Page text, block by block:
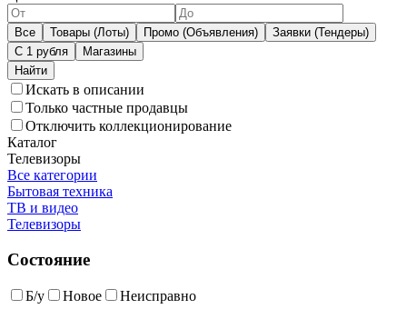
Все Товары (Лоты) Промо (Объявления)
Заявки (Тендеры)
С 1 рубля
Магазины
Искать в описании
Только частные продавцы
Отключить коллекционирование
Каталог
Телевизоры
Все категории
Бытовая техника
ТВ и видео
Телевизоры
Состояние
Б/у Новое Неисправно